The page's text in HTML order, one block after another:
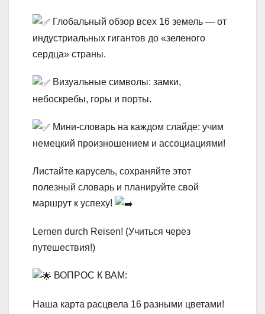
Глобальный обзор всех 16 земель — от
индустриальных гигантов до «зеленого
сердца» страны.
Визуальные символы: замки,
небоскребы, горы и порты.
Мини-словарь на каждом слайде: учим
немецкий произношением и ассоциациями!
Листайте карусель, сохраняйте этот
полезный словарь и планируйте свой
маршрут к успеху!
Lernen durch Reisen! (Учиться через
путешествия!)
ВОПРОС К ВАМ:
Наша карта расцвела 16 разными цветами!